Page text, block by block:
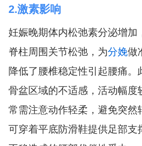
2.激素影响
妊娠晚期体内松弛素分泌增加
脊柱周围关节松弛，为分娩做
降低了腰椎稳定性引起腰痛。
骨盆区域的不适感，活动幅度
常需注意动作轻柔，避免突然
可穿着平底防滑鞋提供足部支